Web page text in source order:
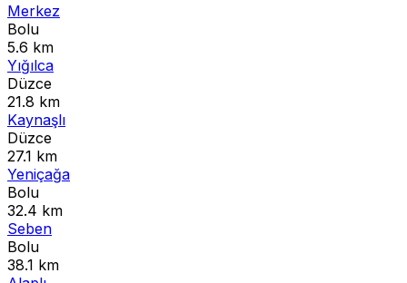
Merkez
Bolu
5.6 km
Yığılca
Düzce
21.8 km
Kaynaşlı
Düzce
27.1 km
Yeniçağa
Bolu
32.4 km
Seben
Bolu
38.1 km